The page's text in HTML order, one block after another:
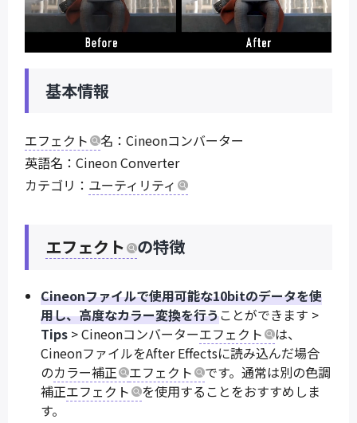
基本情報
エフェクト
名：Cineonコンバーター
英語名：Cineon Converter
カテゴリ： ユーティリティ
エフェクト の特徴
Cineonファイルで使用可能な10bitのデータを使
用し、高度なカラー変換を行うことができます >
Tips > Cineonコンバーターエフェクト
は、
CineonファイルをAfter Effectsに読み込んだ場合
のカラー補正 エフェクト
です。通常は別の色調
補正エフェクト
を使用することをおすすめしま
す。